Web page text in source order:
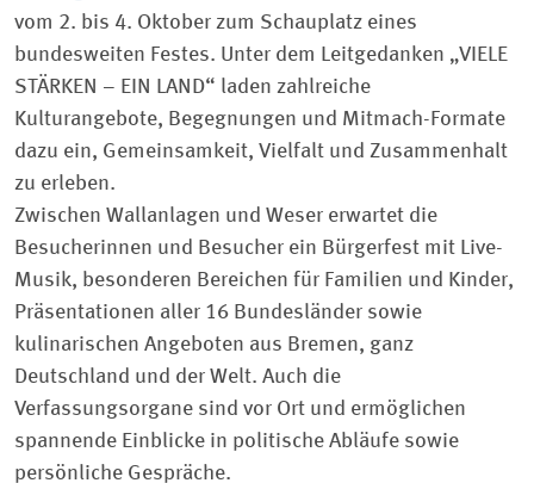
vom 2. bis 4. Oktober zum Schauplatz eines
bundesweiten Festes. Unter dem Leitgedanken „VIELE
STÄRKEN – EIN LAND“ laden zahlreiche
Kulturangebote, Begegnungen und Mitmach-Formate
dazu ein, Gemeinsamkeit, Vielfalt und Zusammenhalt
zu erleben.
Zwischen Wallanlagen und Weser erwartet die
Besucherinnen und Besucher ein Bürgerfest mit Live-
Musik, besonderen Bereichen für Familien und Kinder,
Präsentationen aller 16 Bundesländer sowie
kulinarischen Angeboten aus Bremen, ganz
Deutschland und der Welt. Auch die
Verfassungsorgane sind vor Ort und ermöglichen
spannende Einblicke in politische Abläufe sowie
persönliche Gespräche.